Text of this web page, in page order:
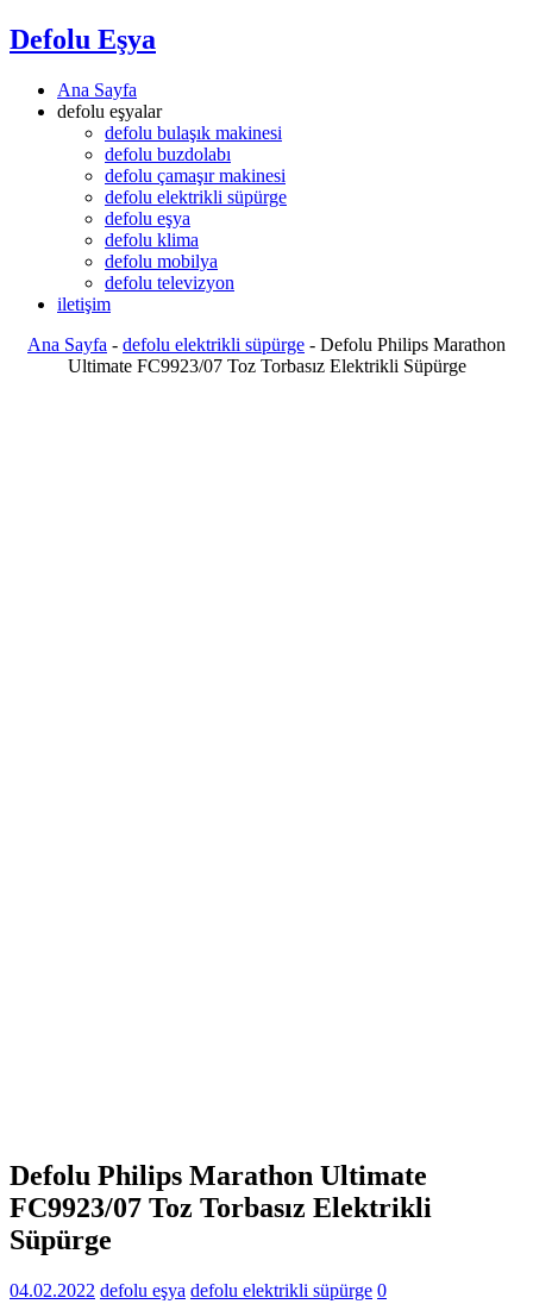
Defolu Eşya
Ana Sayfa
defolu eşyalar
defolu bulaşık makinesi
defolu buzdolabı
defolu çamaşır makinesi
defolu elektrikli süpürge
defolu eşya
defolu klima
defolu mobilya
defolu televizyon
iletişim
Ana Sayfa - defolu elektrikli süpürge - Defolu Philips Marathon
Ultimate FC9923/07 Toz Torbasız Elektrikli Süpürge
Defolu Philips Marathon Ultimate
FC9923/07 Toz Torbasız Elektrikli
Süpürge
04.02.2022 defolu eşya defolu elektrikli süpürge 0